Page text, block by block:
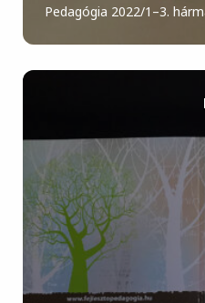
Pedagógia 2022/1–3.